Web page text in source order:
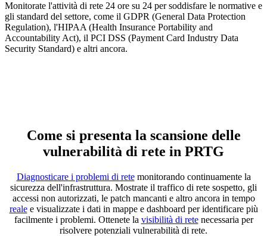
Monitorate l'attività di rete 24 ore su 24 per soddisfare le normative e
gli standard del settore, come il GDPR (General Data Protection
Regulation), l'HIPAA (Health Insurance Portability and
Accountability Act), il PCI DSS (Payment Card Industry Data
Security Standard) e altri ancora.
Come si presenta la scansione delle
vulnerabilità di rete in PRTG
Diagnosticare i problemi di retemonitorando continuamente la
sicurezza dell'infrastruttura. Mostrate il traffico di rete sospetto, gli
accessi non autorizzati, le patch mancanti e altro ancora in tempo
realee visualizzate i dati in mappe e dashboard per identificare più
facilmente i problemi. Ottenete la visibilità di retenecessaria per
risolvere potenziali vulnerabilità di rete.